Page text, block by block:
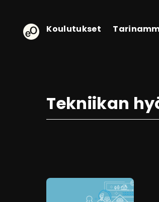
eOppiva - Etusivulle
Koulutukset
Tekniikan